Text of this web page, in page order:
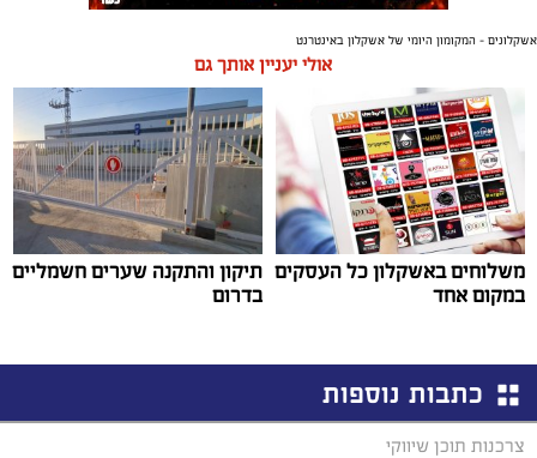
אשקלונים - המקומון היומי של אשקלון באינטרנט
אולי יעניין אותך גם
משלוחים באשקלון כל העסקים
במקום אחד
תיקון והתקנה שערים חשמליים
בדרום
כתבות נוספות
צרכנות תוכן שיווקי